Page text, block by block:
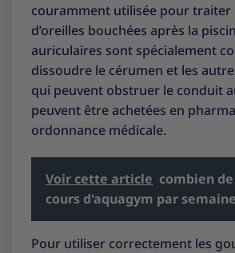
couramment utilisée pour traiter
d’oreilles bouchées après la
auriculaires sont spécialement
dissoudre le cérumen et les
qui peuvent obstruer le conduit
peuvent être achetées en
ordonnance médicale.
Voir cette article combien de
cours d'aquagym par semaine
Pour utiliser correctement les